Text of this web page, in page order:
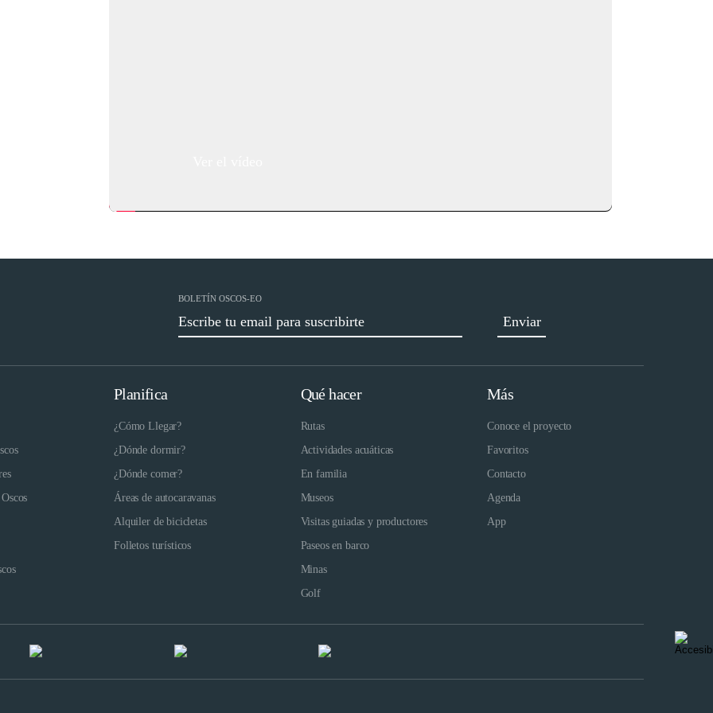
BOLETÍN OSCOS-EO
Planifica
¿Cómo Llegar?
¿Dónde dormir?
¿Dónde comer?
Áreas de autocaravanas
Alquiler de bicicletas
Folletos turísticos
Qué hacer
Rutas
Actividades acuáticas
En familia
Museos
Visitas guiadas y productores
Paseos en barco
Minas
Golf
Más
Conoce el proyecto
Favoritos
Contacto
Agenda
App